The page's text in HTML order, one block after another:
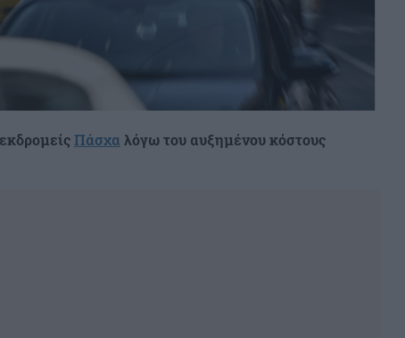
Πάσχα λόγω του αυξημένου κόστους